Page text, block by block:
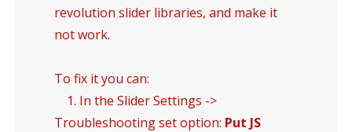
revolution slider libraries, and make it
not work.
To fix it you can:
1. In the Slider Settings ->
Troubleshooting set option: Put JS